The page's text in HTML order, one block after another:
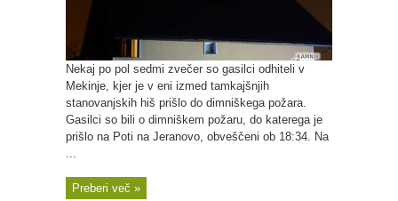
Nekaj po pol sedmi zvečer so gasilci odhiteli v
Mekinje, kjer je v eni izmed tamkajšnjih
stanovanjskih hiš prišlo do dimniškega požara.
Gasilci so bili o dimniškem požaru, do katerega je
prišlo na Poti na Jeranovo, obveščeni ob 18:34. Na
...
Preberi več »